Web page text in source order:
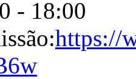
- 18:00
https://